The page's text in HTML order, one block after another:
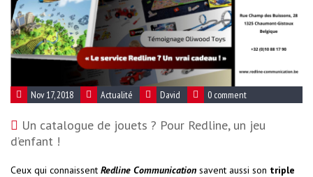
Nov 17, 2018 Actualité David 0 comment
Un catalogue de jouets ? Pour Redline, un jeu
d’enfant !
Ceux qui connaissent Redline Communication savent aussi son triple